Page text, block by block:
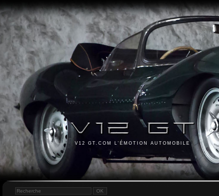
V12 GT.COM L'ÉMOTION AUTOMOBILE